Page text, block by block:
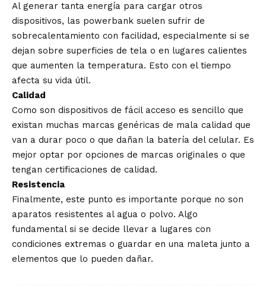
Al generar tanta energía para cargar otros
dispositivos, las powerbank suelen sufrir de
sobrecalentamiento con facilidad, especialmente si se
dejan sobre superficies de tela o en lugares calientes
que aumenten la temperatura. Esto con el tiempo
afecta su vida útil.
Calidad
Como son dispositivos de fácil acceso es sencillo que
existan muchas marcas genéricas de mala calidad que
van a durar poco o que dañan la batería del celular. Es
mejor optar por opciones de marcas originales o que
tengan certificaciones de calidad.
Resistencia
Finalmente, este punto es importante porque no son
aparatos resistentes al agua o polvo. Algo
fundamental si se decide llevar a lugares con
condiciones extremas o guardar en una maleta junto a
elementos que lo pueden dañar.